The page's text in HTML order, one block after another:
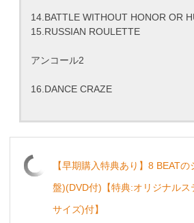
14.BATTLE WITHOUT HONOR OR
15.RUSSIAN ROULETTE
アンコール2
16.DANCE CRAZE
【早期購入特典あり】8 BEAT
盤)(DVD付)【特典:オリジナル
サイズ)付】